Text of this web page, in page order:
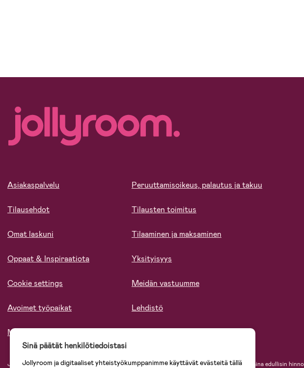
Asiakaspalvelu
Tilausehdot
Omat laskuni
Oppaat & Inspiraatiota
Cookie settings
Avoimet työpaikat
Meistä
Peruuttamisoikeus, palautus ja takuu
Tilausten toimitus
Tilaaminen ja maksaminen
Yksityisyys
Meidän vastuumme
Lehdistö
Jollyroomin laajasta valikoimasta tilaat kaiken tarvittavan lapsiperheelle nopeasti, helposti ja aina edullisin
Sinä päätät henkilötiedoistasi
Jollyroom ja digitaaliset yhteistyökumppanimme käyttävät evästeitä tällä